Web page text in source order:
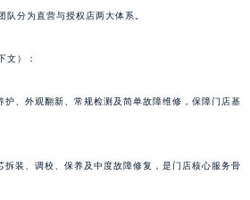
队分为直营与授权店两大体系。
文）：
护、外观翻新、常规检测及简单故障维修，保障门店基
拆装、调校、保养及中度故障修复，是门店核心服务骨